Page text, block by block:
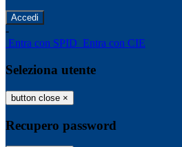
-
Entra con SPID Entra con CIE
Seleziona utente
button close ×
Recupero password